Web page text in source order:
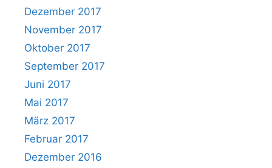
Dezember 2017
November 2017
Oktober 2017
September 2017
Juni 2017
Mai 2017
März 2017
Februar 2017
Dezember 2016